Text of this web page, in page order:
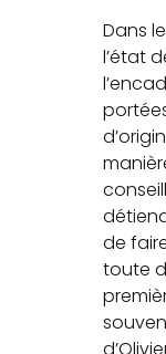
Dans
l’état
de
toute